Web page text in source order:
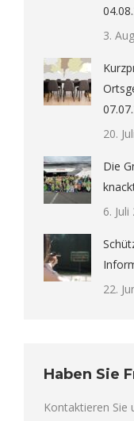
3.
20.
Die
6. Juli
22.
Haben Sie
Kontaktieren Sie